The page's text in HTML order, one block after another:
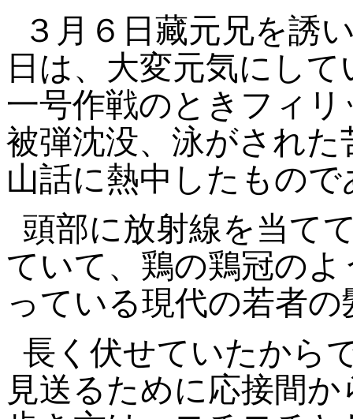
３月６日藏元兄を誘
日は、大変元気にし
一号作戦のときフィ
被弾沈没、泳がされ
山話に熱中したもので
頭部に放射線を当て
ていて、鶏の鶏冠の
っている現代の若者
長く伏せていたから
見送るために応接間